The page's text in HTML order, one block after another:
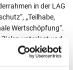
in der LAG
„Teilhabe,
Wertschöpfung“.
unterlegt und
sein.